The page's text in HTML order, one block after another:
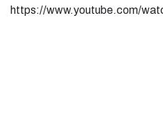
https://www.youtube.com/